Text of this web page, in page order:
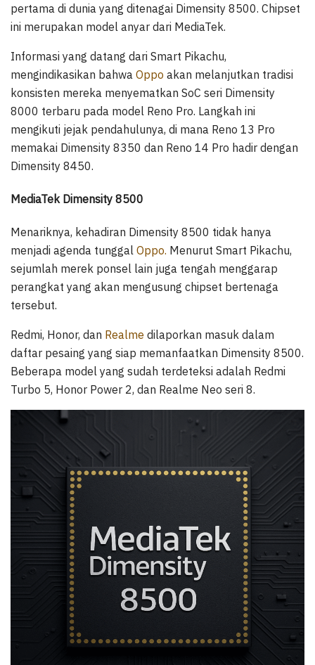
pertama di dunia yang ditenagai Dimensity 8500. Chipset
ini merupakan model anyar dari MediaTek.
Informasi yang datang dari Smart Pikachu,
mengindikasikan bahwa Oppo akan melanjutkan tradisi
konsisten mereka menyematkan SoC seri Dimensity
8000 terbaru pada model Reno Pro. Langkah ini
mengikuti jejak pendahulunya, di mana Reno 13 Pro
memakai Dimensity 8350 dan Reno 14 Pro hadir dengan
Dimensity 8450.
MediaTek Dimensity 8500
Menariknya, kehadiran Dimensity 8500 tidak hanya
menjadi agenda tunggal Oppo. Menurut Smart Pikachu,
sejumlah merek ponsel lain juga tengah menggarap
perangkat yang akan mengusung chipset bertenaga
tersebut.
Redmi, Honor, dan Realme dilaporkan masuk dalam
daftar pesaing yang siap memanfaatkan Dimensity 8500.
Beberapa model yang sudah terdeteksi adalah Redmi
Turbo 5, Honor Power 2, dan Realme Neo seri 8.